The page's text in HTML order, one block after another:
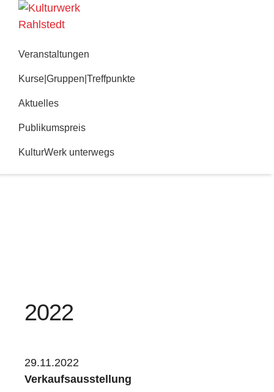
Hauptnavigation
Zum
Inhalt
Rahlstedt
Veranstaltungen
Kurse|Gruppen|Treffpunkte
Aktuelles
Publikumspreis
KulturWerk unterwegs
2022
29.11.2022
Verkaufsausstellung